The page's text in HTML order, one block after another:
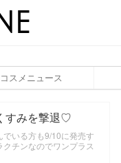
コスメニュース
すみを撃退♡
いる方も9/10に発売す
チンなのでワンプラス